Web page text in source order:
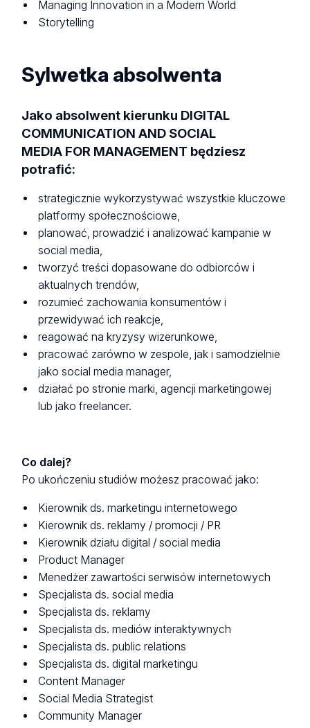
Managing Innovation in a Modern World
Storytelling
Sylwetka absolwenta
Jako absolwent kierunku DIGITAL
COMMUNICATION AND SOCIAL
MEDIA FOR MANAGEMENT będziesz
potrafić:
strategicznie wykorzystywać wszystkie kluczowe
platformy społecznościowe,
planować, prowadzić i analizować kampanie w
social media,
tworzyć treści dopasowane do odbiorców i
aktualnych trendów,
rozumieć zachowania konsumentów i
przewidywać ich reakcje,
reagować na kryzysy wizerunkowe,
pracować zarówno w zespole, jak i samodzielnie
jako social media manager,
działać po stronie marki, agencji marketingowej
lub jako freelancer.
Co dalej?
Po ukończeniu studiów możesz pracować jako:
Kierownik ds. marketingu internetowego
Kierownik ds. reklamy / promocji / PR
Kierownik działu digital / social media
Product Manager
Menedżer zawartości serwisów internetowych
Specjalista ds. social media
Specjalista ds. reklamy
Specjalista ds. mediów interaktywnych
Specjalista ds. public relations
Specjalista ds. digital marketingu
Content Manager
Social Media Strategist
Community Manager